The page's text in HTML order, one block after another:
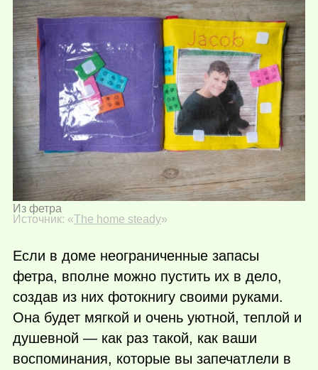
Из фетра
Источник: «The home steady»
Если в доме неограниченные запасы
фетра, вполне можно пустить их в дело,
создав из них фотокнигу своими руками.
Она будет мягкой и очень уютной, теплой и
душевной — как раз такой, как ваши
воспоминания, которые вы запечатлели в